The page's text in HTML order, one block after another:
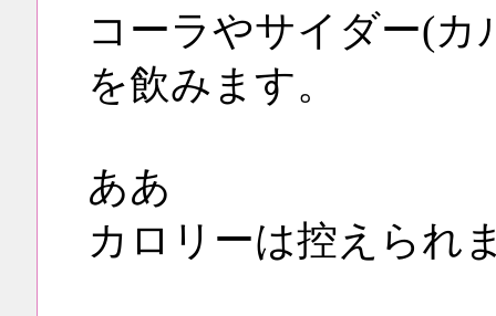
コーラやサイダー(
を飲みます。
ああ
カロリーは控えられ